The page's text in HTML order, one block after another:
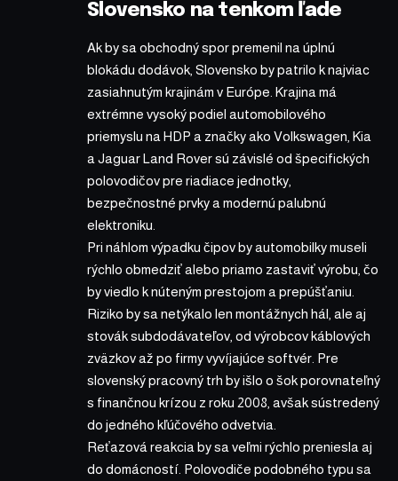
Slovensko na tenkom ľade
Ak by sa obchodný spor premenil na úplnú
blokádu dodávok, Slovensko by patrilo k najviac
zasiahnutým krajinám v Európe. Krajina má
extrémne vysoký podiel automobilového
priemyslu na HDP a značky ako Volkswagen, Kia
a Jaguar Land Rover sú závislé od špecifických
polovodičov pre riadiace jednotky,
bezpečnostné prvky a modernú palubnú
elektroniku.
Pri náhlom výpadku čipov by automobilky museli
rýchlo obmedziť alebo priamo zastaviť výrobu, čo
by viedlo k núteným prestojom a prepúšťaniu.
Riziko by sa netýkalo len montážnych hál, ale aj
stovák subdodávateľov, od výrobcov káblových
zväzkov až po firmy vyvíjajúce softvér. Pre
slovenský pracovný trh by išlo o šok porovnateľný
s finančnou krízou z roku 2008, avšak sústredený
do jedného kľúčového odvetvia.
Reťazová reakcia by sa veľmi rýchlo preniesla aj
do domácností. Polovodiče podobného typu sa